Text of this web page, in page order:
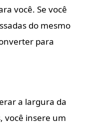
você. Se você
do mesmo
para
a largura da
você insere um